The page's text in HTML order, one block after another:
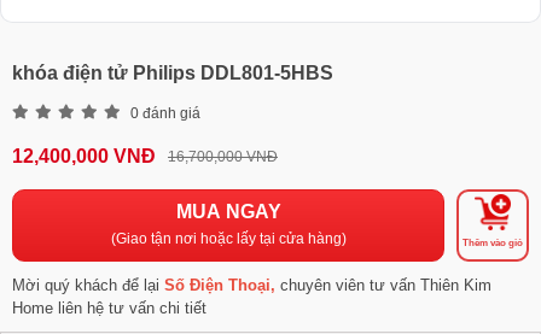
khóa điện tử Philips DDL801-5HBS
0 đánh giá
12,400,000 VNĐ 16,700,000 VNĐ
MUA NGAY
(Giao tận nơi hoặc lấy tại cửa hàng) Thêm vào giỏ
Mời quý khách để lại Số Điện Thoại, chuyên viên tư vấn Thiên Kim
Home liên hệ tư vấn chi tiết